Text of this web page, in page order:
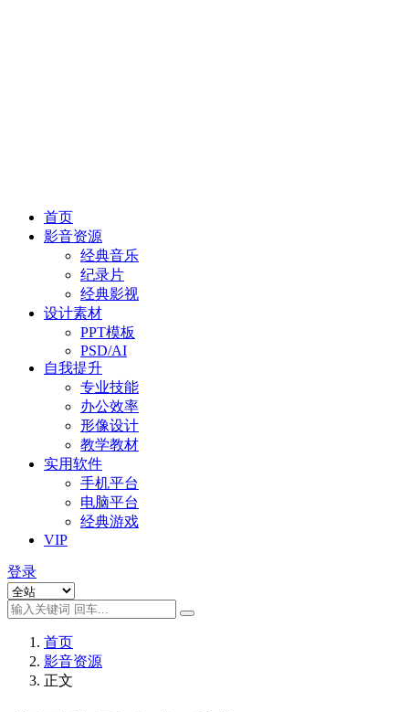
首页
影音资源
经典音乐
纪录片
经典影视
设计素材
PPT模板
PSD/AI
自我提升
专业技能
办公效率
形像设计
教学教材
实用软件
手机平台
电脑平台
经典游戏
VIP
登录
首页
影音资源
正文